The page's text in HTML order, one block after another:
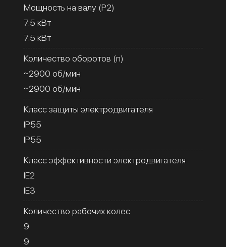
Мощность на валу (Р2)
7.5 кВт
7.5 кВт
Количество оборотов (n)
~2900 об/мин
~2900 об/мин
Класс защиты электродвигателя
IP55
IP55
Класс эффективности электродвигателя
IE2
IE3
Количество рабочих колес
9
9